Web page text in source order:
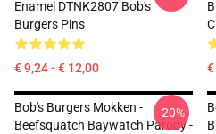
Enamel DTNK2807 Bob's
Burgers Pins
€ 9,24 - € 12,00 €
Bob's Burgers Mokken -
Beefsquatch Baywatch Parody -
-20%